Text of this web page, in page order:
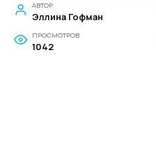
АВТОР
Эллина Гофман
ПРОСМОТРОВ
1042